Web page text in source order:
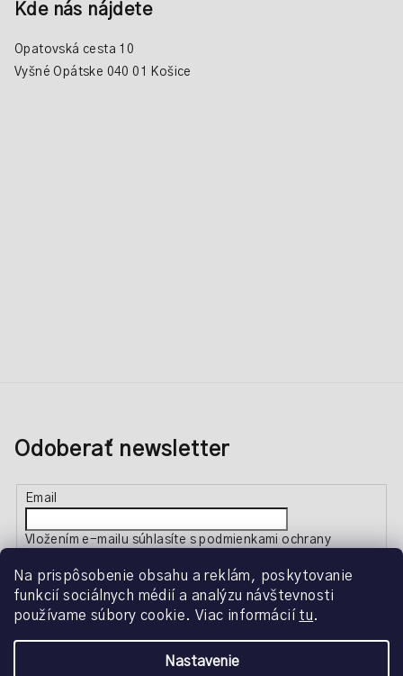
Na prispôsobenie obsahu a reklám, poskytovanie
funkcií sociálnych médií a analýzu návštevnosti
používame súbory cookie. Viac informácií tu.
Nastavenie
Kde nás nájdete
Opatovská cesta 10
Vyšné Opátske 040 01 Košice
Odoberať newsletter
Email
Vložením e-mailu súhlasíte spodmienkami ochrany
Prihlásiť sa